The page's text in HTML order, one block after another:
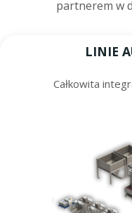
partnerem w
LINIE
Całkowita